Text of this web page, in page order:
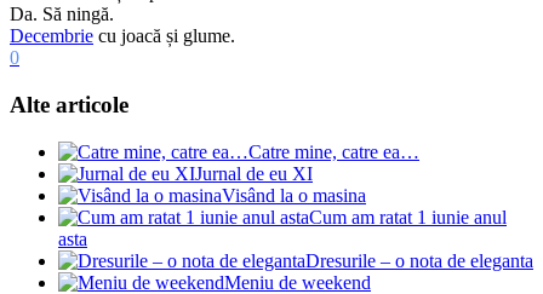
Da. Să ningă.
Decembrie cu joacă și glume.
0
Alte articole
Catre mine, catre ea…
Jurnal de eu XI
Visând la o masina
Cum am ratat 1 iunie anul
asta
Dresurile – o nota de eleganta
Meniu de weekend